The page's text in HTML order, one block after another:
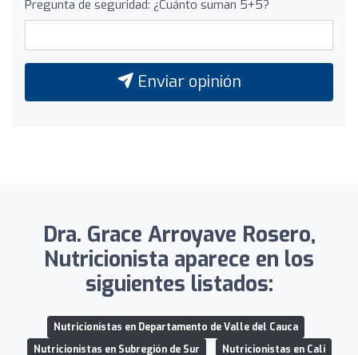
Pregunta de seguridad: ¿Cuánto suman 5+5?
Enviar opinión
Dra. Grace Arroyave Rosero,
Nutricionista aparece en los
siguientes listados:
Nutricionistas en Departamento de Valle del Cauca
Nutricionistas en Subregión de Sur
Nutricionistas en Cali